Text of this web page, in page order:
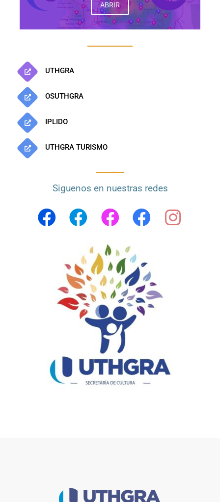
ABRIR
UTHGRA
OSUTHGRA
IPLIDO
UTHGRA TURISMO
Siguenos en nuestras redes